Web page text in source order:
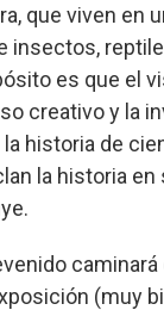
que viven en
insectos,
es que el
creativo y la
historia de
la historia
(muy